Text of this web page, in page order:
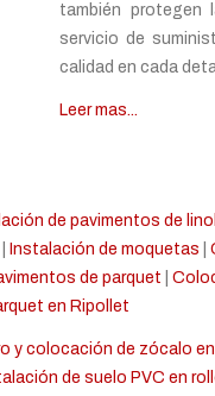
también protegen
servicio de
calidad en cada
Leer mas...
de pavimentos de
Instalación de moquetas
de parquet
en Ripollet
y colocación de zócalo
de suelo PVC en